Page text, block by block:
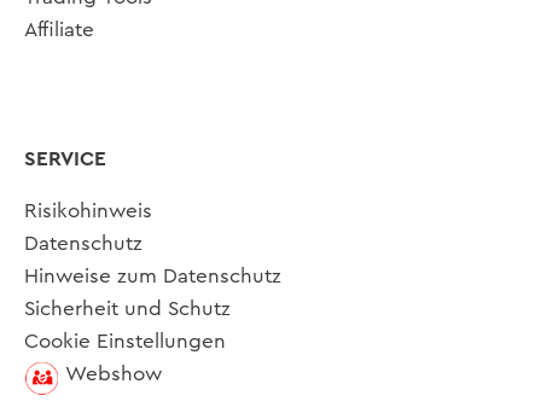
Affiliate
SERVICE
Risikohinweis
Datenschutz
Hinweise zum Datenschutz
Sicherheit und Schutz
Cookie Einstellungen
Webshow